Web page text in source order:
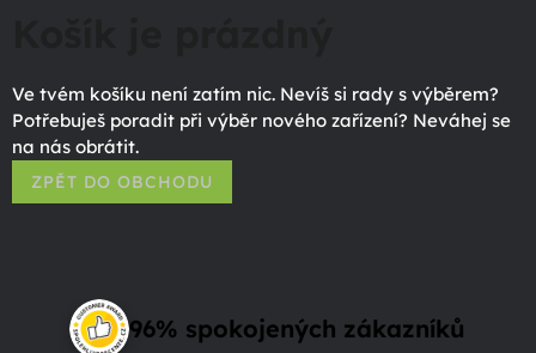
Ve tvém košíku není zatím nic. Nevíš si rady s výběrem?
Potřebuješ poradit při výběr nového zařízení? Neváhej se
na nás obrátit.
ZPĚT DO OBCHODU
96% spokojených zákazníků